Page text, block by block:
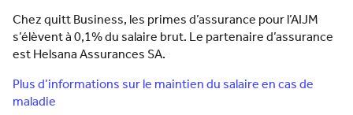
Chez quitt Business, les primes d’assurance pour l’AIJM
s’élèvent à 0,1% du salaire brut. Le partenaire d’assurance
est Helsana Assurances SA.
Plus d’informations sur le maintien du salaire en cas de
maladie